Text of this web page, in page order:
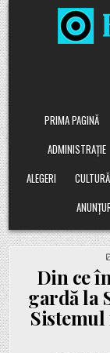
Skip
to
content
PRIMA PAGINĂ
ADMINISTRAȚIE
ALEGERI
CULTURĂ
Din ce
gardă la